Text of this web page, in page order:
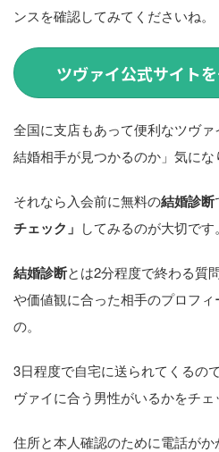
ンスを確認してみてくださいね。
ツヴァイ公式サイト
全国に支店もあって便利なツヴ
結婚相手が見つかるのか」気にな
それなら入会前に無料の結婚診断
チェック」 してみるのが大切です。
結婚診断とは2分程度で終わる質
や価値観に合った相手のプロフ
の。
3日程度で自宅に送られてくるの
ヴァイに合う男性がいるかをチェ
住所と本人確認のために電話が